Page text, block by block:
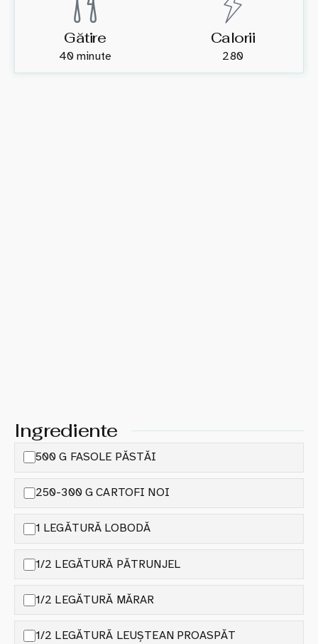
Gătire
40 minute
Calorii
280
Ingrediente
500 G FASOLE PĂSTĂI
250-300 G CARTOFI NOI
1 LEGĂTURĂ LOBODĂ
1/2 LEGĂTURĂ PĂTRUNJEL
1/2 LEGĂTURĂ MĂRAR
1/2 LEGĂTURĂ LEUȘTEAN PROASPĂT